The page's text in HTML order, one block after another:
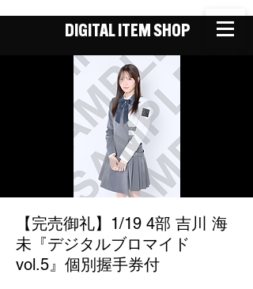
DIGITAL ITEM SHOP
【完売御礼】1/19 4部 吉川 海
未『デジタルブロマイド
vol.5』個別握手券付